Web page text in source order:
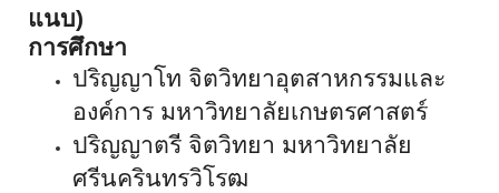
แนบ)
การศึกษา
ปริญญาโท จิตวิทยาอุตสาหกรรมและ
องค์การ มหาวิทยาลัยเกษตรศาสตร์
ปริญญาตรี จิตวิทยา มหาวิทยาลัย
ศรีนครินทรวิโรฒ